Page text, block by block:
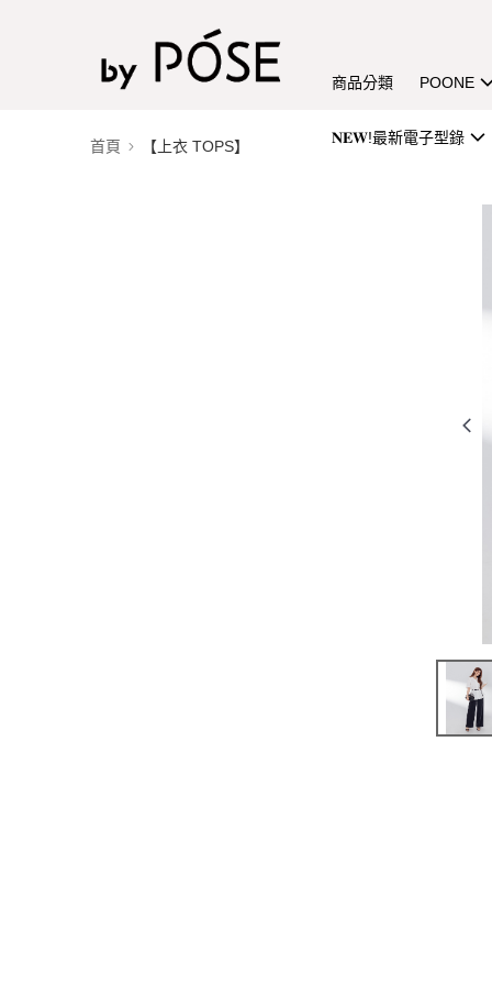
商品分類 POONE
𝐍𝐄𝐖!最新電子型錄
首頁 【上衣 TOPS】